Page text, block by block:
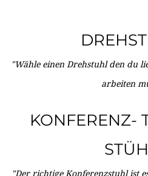
"Wähle einen Drehstuhl den du
arbeiten
KONFERENZ-
"Der richtige Konferenzstuhl ist